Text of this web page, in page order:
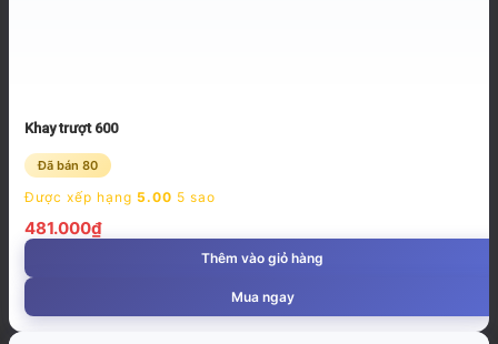
Khay trượt 600
Đã bán 80
Được xếp hạng 5.00 5 sao
481.000₫
Thêm vào giỏ hàng
Mua ngay